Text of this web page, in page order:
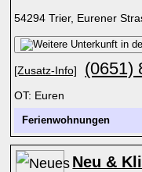
54294 Trier, Eurener
[Zusatz-Info] (0651)
OT: Euren
Ferienwohnungen
Neu &